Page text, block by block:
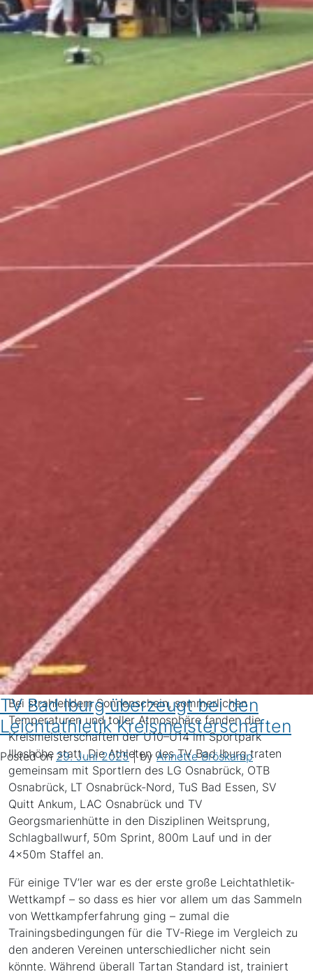
TV Bad Iburg überzeugt bei den
Leichtathletik Kreismeisterschaften
Posted on 29. Juni 2025|byAnnette Bröskamp
Bei strahlendem Sonnenschein, sommerlichen
Temperaturen und toller Atmosphäre fanden die
Kreismeisterschaften der U10–U14 im Sportpark
Illoshöhe statt. Die Athleten des TV Bad Iburg traten
gemeinsam mit Sportlern des LG Osnabrück, OTB
Osnabrück, LT Osnabrück-Nord, TuS Bad Essen, SV
Quitt Ankum, LAC Osnabrück und TV
Georgsmarienhütte in den Disziplinen Weitsprung,
Schlagballwurf, 50m Sprint, 800m Lauf und in der
4x50m Staffel an.
Für einige TV’ler war es der erste große Leichtathletik-
Wettkampf – so dass es hier vor allem um das Sammeln
von Wettkampferfahrung ging – zumal die
Trainingsbedingungen für die TV-Riege im Vergleich zu
den anderen Vereinen unterschiedlicher nicht sein
könnte. Während überall Tartan Standard ist, trainiert